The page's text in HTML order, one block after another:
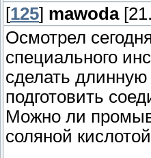
[125] mawoda
Осмотрел
специального
сделать длинную
подготовить
Можно ли
соляной